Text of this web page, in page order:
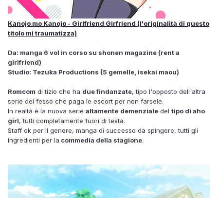
Kanojo mo Kanojo - Girlfriend Girfriend (l'originalità di questo
titolo mi traumatizza)
Da: manga 6 vol in corso su shonen magazine (rent a
girlfriend)
Studio: Tezuka Productions (5 gemelle, isekai maou)
Romcom di tizio che ha due findanzate, tipo l'opposto dell'altra
serie del fesso che paga le escort per non farsele.
In realtà è la nuova serie altamente demenziale del tipo di aho
girl, tutti completamente fuori di testa.
Staff ok per il genere, manga di successo da spingere, tutti gli
ingredienti per la commedia della stagione.